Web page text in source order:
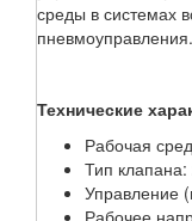
среды в системах
пневмоуправления.
Технические
Рабочая
Тип
Управление
Рабочее